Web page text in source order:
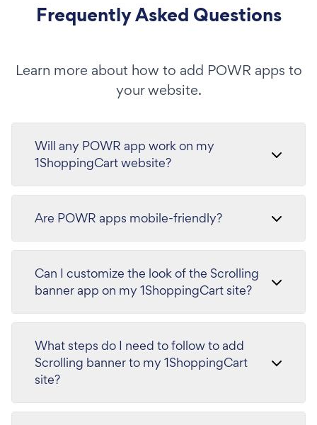
Frequently Asked Questions
Learn more about how to add POWR apps to
your website.
Will any POWR app work on my
1ShoppingCart website?
Are POWR apps mobile-friendly?
Can I customize the look of the Scrolling
banner app on my 1ShoppingCart site?
What steps do I need to follow to add
Scrolling banner to my 1ShoppingCart
site?